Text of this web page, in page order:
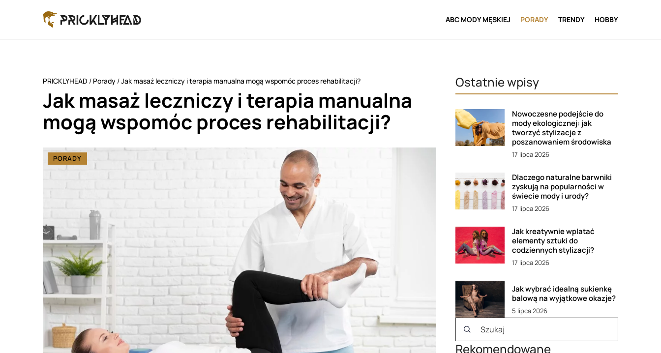
ABC MODY MĘSKIEJ PORADY TRENDY HOBBY
PRICKLYHEAD / Porady /Jak masaż leczniczy i terapia manualna mogą wspomóc proces rehabilitacji?
Jak masaż leczniczy i terapia manualna
mogą wspomóc proces rehabilitacji?
PORADY
Ostatnie wpisy
Nowoczesne podejście do
mody ekologicznej: jak
tworzyć stylizacje z
poszanowaniem środowiska
17 lipca 2026
Dlaczego naturalne barwniki
zyskują na popularności w
świecie mody i urody?
17 lipca 2026
Jak kreatywnie wplatać
elementy sztuki do
codziennych stylizacji?
17 lipca 2026
Jak wybrać idealną sukienkę
balową na wyjątkowe okazje?
5 lipca 2026
Rekomendowane